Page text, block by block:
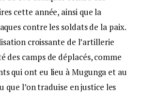
cette année, ainsi que la
contre les soldats de la paix.
croissante de l’artillerie
des camps de déplacés, comme
qui ont eu lieu à Mugunga et au
l’on traduise en justice les